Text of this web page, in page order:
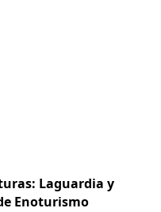
Laguardia y
Enoturismo